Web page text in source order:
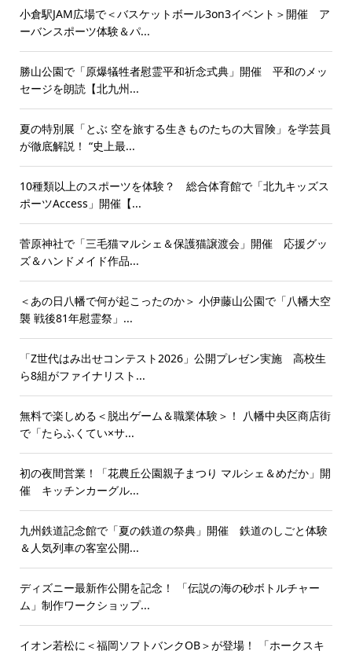
小倉駅JAM広場で＜バスケットボール3on3イベント＞開催 ア
ーバンスポーツ体験＆パ...
勝山公園で「原爆犠牲者慰霊平和祈念式典」開催 平和のメッ
セージを朗読【北九州...
夏の特別展「とぶ 空を旅する生きものたちの大冒険」を学芸員
が徹底解説！ “史上最...
10種類以上のスポーツを体験？ 総合体育館で「北九キッズス
ポーツAccess」開催【...
菅原神社で「三毛猫マルシェ＆保護猫譲渡会」開催 応援グッ
ズ＆ハンドメイド作品...
＜あの日八幡で何が起こったのか＞ 小伊藤山公園で「八幡大空
襲 戦後81年慰霊祭」...
「Z世代はみ出せコンテスト2026」公開プレゼン実施 高校生
ら8組がファイナリスト...
無料で楽しめる＜脱出ゲーム＆職業体験＞！ 八幡中央区商店街
で「たらふくてい×サ...
初の夜間営業！「花農丘公園親子まつり マルシェ＆めだか」開
催 キッチンカーグル...
九州鉄道記念館で「夏の鉄道の祭典」開催 鉄道のしごと体験
＆人気列車の客室公開...
ディズニー最新作公開を記念！ 「伝説の海の砂ボトルチャー
ム」制作ワークショップ...
イオン若松に＜福岡ソフトバンクOB＞が登場！ 「ホークスキ